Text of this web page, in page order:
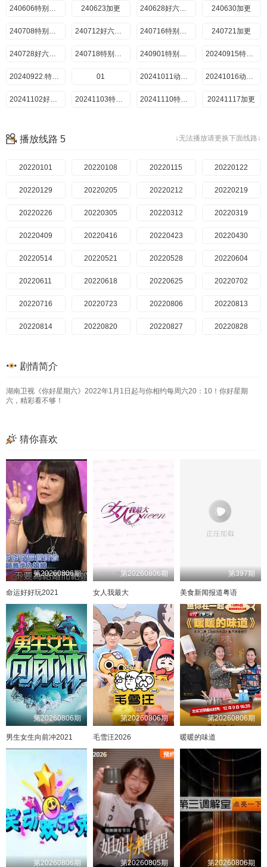
20231216 20231223 20231224 20231225
20231226 20231227 20231230 20240107
20240113 20240120 20240127 20240128
20240203 20240210 20240211 20240212
20240217 20240302 20240309 20240310
20240330
20240408 20240413 20240420 20240421
20240427 20240428 20240504 20240505
20240511 20240512 20240518 20240519
20240525 20240526 20240601 20240602
20240606 特别企划 20240608 20240609
20240615 20240616 20240622 20240623
20240628 20240629 20240630 20240701
20240706 20240708 20240711 20240712
20240727
好六看好剧 特别企划 20240810 20240817
20240901特别企划
20240915特别企划
20241004加更 20241006加更
20241013加更 20241019 20241020加更 20241026
20241102好六看好剧 20241104加更
20241109
20241123 20241124特别企划 20241130 20241207好六看剧
20241216加更 20241221 20241222特别企划 20241228
20241229加更 20250104 20250105特别企划 20250111
20250112加更 20250118 20250119 20250125特别企划
20250125 20250126加更 20250201 20250202团建企划
20250203团建企划 20250208 20250209加更 20250215
20250216 20250222 20250223
20250302 20250308特别企划
20250308 20250309加更 20250310加更 20250313加更
20250314特别企划 20250315 20250316特別企划 20250317加更
20250321特别企划 20250322 20250328特别企划
20250330特别企划 20250403特别企划 20250404特别企划
20250726 加更版 特别企划 超前探班
暑期特辑 20250802 特别企划 超前探班
20250809 特别企划 20250816 加更版
超前探班 20250823 加更版 特别企划
超前探班 20250830 特别企划 超前探班
特别企划
20250921好六看好剧 20250922特别企划 20250926超前探班 20250927
20250928特别企划 20251003超前探班 20251004 20251005特別企划
20251010超前探班 20251011 20251012加更 20251015不基础的上班秀
20251017超前探班 20251018 20251019特别企划 20251020特别企划
20251024超前探班 20251025 20251026特别企划 20251031超前探班
20251101 20251102加更 20251107超前探班 20251108
20251109特别企划 20251115 20251116加更版 20251121超前探班
20251122 20251123加更 20251128超前探班 20251129
20251212超前探班
20251219 20251226超前探班 20251227 20251228加更版
20260104加更版
20260116超前探班 20260117
20260124
20260201特别企划 20260206超前探班
20260213超前探班
20260219特别企划
20260227超前探班 20260228 20260301特别企划 20260306超前探班
20260315特别企划 20260320超前探班 20260321 20260322特别企划
20260327超前探班 20260328重置企划 20260328 20260329特别企划
20260330重置企划 20260403超前探班 20260404 20260405特别企划
20260406加更版 20260410超前探班 20260411 20260412特别企划
20260413加更版 20260417超前探班 20260418会员精选 20260418
20260419特别企划 20260424超前探班 20260425
20260502 20260515超前探班
20260516 20260517特别企划
20260524特别企划 20260529抢先逛 20260530 20260531特别企划
20260605超前探班 20260606 20260608会员精选
20260613 20260614加更版 20260615会员精选
20230722 20230723 20230729 20230802
20230805 20230806 20230808 20230811
20230812 20230813 20230819 20230826
20230827 20230902 20230903 20230909
20230916 20230923 20230930 20231007
20231031
20231112 20231118 20231119 20231125
20231126 20231202 20231203 20231209
20231216 20231223 20231224 20231230
20240106 20240107 20240113 20240120
20240127 20240128 20240203 20240210
20240211 20240212 20240217 20240302
20240309 20240310 20240316 20240317
20240323 20240324 20240330 20240331
20240420
20240504 20240505 20240511 20240512
20240601
20240609 20240615
20240623 20240629
20240701 20240706 20240708
20240713 20240720 20240721
20240727
20240803期企划 20240804 20240810 20240817
20240831 20240901 20240907 20240914
20240915 20240922 20240928 20241003
20241004 20241005 20241006 20241012
20241013 20241019 20241020 20241026
20241102 20241102期看好剧 20241103 20241104
20241109 20241110 20241116
20241124 20241130 20241207期看好剧
20241207 20241208 20241214
20241216 20241221 20241222 20241228
20241229 20250104 20250105 20250111
20250118 20250119 20250125
240606特别企划 240623加更 240628好六看剧 240630加更
240708特别企划 240712好六看剧 240716特别企划 240721加更
240728好六看剧 240718特别企划 240901特别企划 20240915特别企划：王鹤棣版肩颈操
20240922.特别企划 01 20241011动感地带芒果卡竖屏直拍 20241016动感地带芒果卡竖屏直拍
20241102好六看好剧 20241103特别企划 20241110特别企划 20241117加更
20241216加更版
20250112加更 20250119好六看好剧 20250125特别企划 20250126加更版
20250202团建企划 20250203团建企划 20250209加更版 20250216好六看好剧
20250223加更版 20250225特别企划 20250302加更版 20250303特别企划
20250308特别企划 20250309加更版 20250310加更版 20250313加更版
20250314特别企划 20250316特别企划 20250317加更版 20250321特比企划
20250323特别企划 20250328特别企划 20250330特别企划 20250403特别企划
20250404特别企划 20250405特别企划 20250406加更版 20250411特别企划
20250413特别企划 20250414加更版 20250418特别企划 20250420加更版
20250509超前探班
20250523超前探班 20250525特别企划 20250530超前探班 20250601加更版
20250615加更版
20250624泼水直播
20250706特别企划 暑期特辑
20250718超前探班 20250720特别企划
20250728特别企划
20250808超前探班
20250824加更版 20250828特别企划 20250829超前探班 20250831特别企划
20250915加更版 20250919超前探班 20250921好六看好剧 20250922特别企划
20250926 20250928特别企划 20251003超前探班 20251005特别企划
20251010超前探班 20251012加更版 20251015不基础的上班秀 20251017超前探班
20251019特别企划 20251020特别企划 20251026特别企划
20251031超前探班 20251102加更版 20251107超前探班 20251109特别企划
20251116加更版 20251121超前探班 20251123加更版
20251212超前探班
20251214特别企划 20251215加更版
20251226超前探班 2025251228加更版 20260102超前探班 20260102好六看好剧
20260103好六看好剧 20260104加更版 20260111加更版
20260118加更版 20260123超前探班 20260125加更版
↓无法播放请更换下面线路↓
播放线路 5
20220101 20220108 20220115 20220122
20220129 20220205 20220212 20220219
20220226 20220305 20220312 20220319
20220409 20220416 20220423 20220430
20220514 20220521 20220528 20220604
20220611 20220618 20220625 20220702
20220716 20220723 20220806 20220813
20220814 20220820 20220827 20220828
20220924
20221112 20221113 20221119 20221120
20221224
20230122 20230128
20230211 20230218
20230304 20230311 20230316
20230318 20230325 20230401
20230408
20230422 20230429 20230430 20230506
20230527 20230603 20230610 20230617
20230624 20230701 20230708 20230710
20230711 20230715 20230716 20230722
20230723 20230729 20230802 20230805
20230806 20230808 20230811 20230812
20230813 20230819 20230822 20230826
20230902 20230903 20230909
20230916 20230923 20230930
20231014 20231015 20231021 20231022
20231031 20231103 20231104 20231111
20231118 20231119 20231125
剧情简介
湖南卫视《你好星期六》2022年1月1日起与你相约每周六20：10！你好星期
六，精彩看不够！
猜你喜欢
第20260806期
命运好好玩2021
第20260806期
女人我最大
第397期
美食新闻报道粤语
第20260806期
男生女生向前冲2021
第20260806期
毛雪汪2026
第20260806期
暖暖的味道
第20260806期 第20260805期 第20260806期